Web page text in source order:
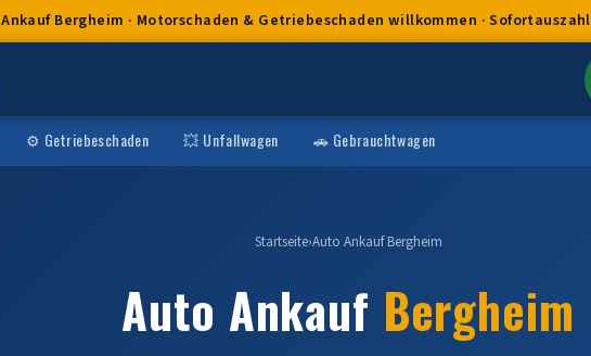
Bergheim · Motorschaden & Getriebeschaden willkommen ·
⚙️ Getriebeschaden 💥 Unfallwagen 🚗 Gebrauchtwagen
Startseite›Auto Ankauf Bergheim
Auto Ankauf Bergheim